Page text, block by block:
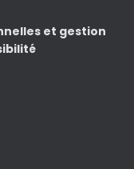
et gestion